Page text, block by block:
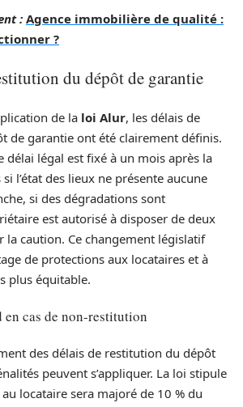
: Agence immobilière de qualité :
?
du dépôt de garantie
de la loi Alur, les délais de
de garantie ont été clairement définis.
délai légal est fixé à un mois après la
l’état des lieux ne présente aucune
si des dégradations sont
est autorisé à disposer de deux
la caution. Ce changement législatif
de protections aux locataires et à
plus équitable.
en cas de non-restitution
des délais de restitution du dépôt
peuvent s’appliquer. La loi stipule
locataire sera majoré de 10 % du